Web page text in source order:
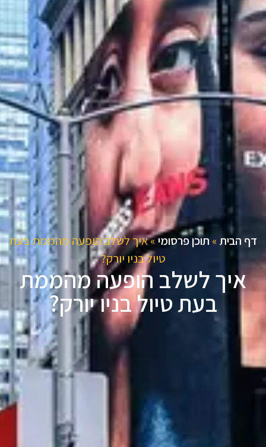
דף הבית»תוכן פרסומי»איך לשלב הופעה מהממת בעת
טיול בניו יורק?
איך לשלב הופעה מהממת
בעת טיול בניו יורק?